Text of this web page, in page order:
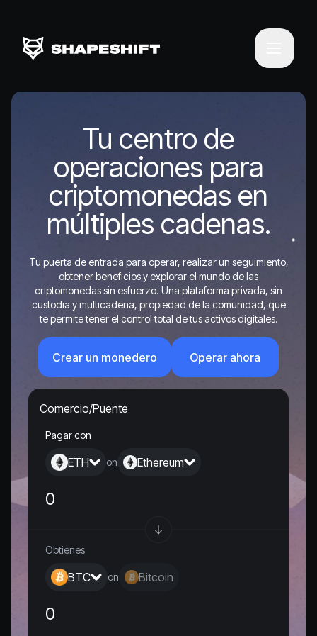
Tu centro de
operaciones para
criptomonedas en
múltiples cadenas.
Tu puerta de entrada para operar, realizar un seguimiento,
obtener beneficios y explorar el mundo de las
criptomonedas sin esfuerzo. Una plataforma privada, sin
custodia y multicadena, propiedad de la comunidad, que
te permite tener el control total de tus activos digitales.
Crear un monedero Operar ahora
Comercio/Puente
Pagar con
ETH on Ethereum
Obtienes
BTC on Bitcoin
0